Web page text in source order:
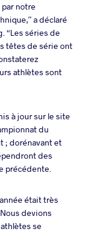
notre
a déclaré
“Les séries de
têtes de série ont
athlètes sont
à jour sur le site
du
; dorénavant et
des
précédente.
était très
devions
se